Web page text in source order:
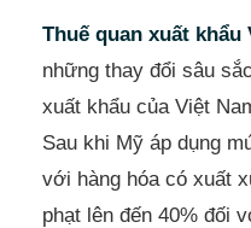
Thuế quan xuất khẩu
những thay đổi sâu
xuất khẩu của Việt
Sau khi Mỹ áp dụng
với hàng hóa có xuất
phạt lên đến 40% đối